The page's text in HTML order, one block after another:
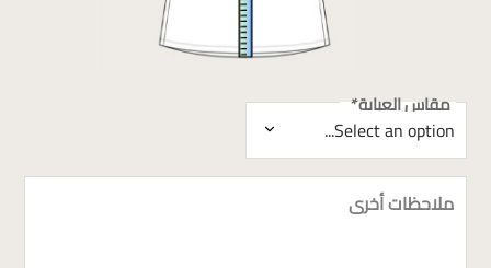
مقاس العباية*
ملاحظات أخرى